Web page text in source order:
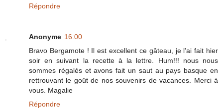
Répondre
Anonyme 16:00
Bravo Bergamote ! Il est excellent ce gâteau, je l'ai fait hier
soir en suivant la recette à la lettre. Hum!!! nous nous
sommes régalés et avons fait un saut au pays basque en
rettrouvant le goût de nos souvenirs de vacances. Merci à
vous. Magalie
Répondre